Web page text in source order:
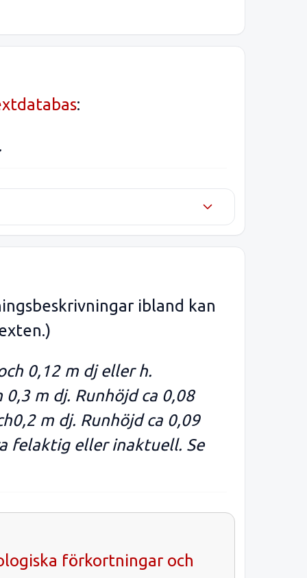
:
ibland kan
0,12 m dj eller h.
m dj. Runhöjd ca 0,08
m dj. Runhöjd ca 0,09
felaktig eller inaktuell. Se
förkortningar och